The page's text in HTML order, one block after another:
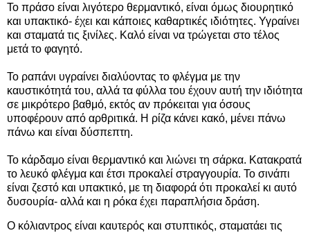
Το πράσο είναι λιγότερο θερμαντικό, είναι όμως διουρητικό
και υπακτικό- έχει και κάποιες καθαρτικές ιδιότητες. Υγραίνει
και σταματά τις ξινίλες. Καλό είναι να τρώγεται στο τέλος
μετά το φαγητό.
Το ραπάνι υγραίνει διαλύοντας το φλέγμα με την
καυστικότητά του, αλλά τα φύλλα του έχουν αυτή την ιδιότητα
σε μικρότερο βαθμό, εκτός αν πρόκειται για όσους
υποφέρουν από αρθριτικά. Η ρίζα κάνει κακό, μένει πάνω
πάνω και είναι δύσπεπτη.
Το κάρδαμο είναι θερμαντικό και λιώνει τη σάρκα. Κατακρατά
το λευκό φλέγμα και έτσι προκαλεί στραγγουρία. Το σινάπι
είναι ζεστό και υπακτικό, με τη διαφορά ότι προκαλεί κι αυτό
δυσουρία- αλλά και η ρόκα έχει παραπλήσια δράση.
Ο κόλιαντρος είναι καυτερός και στυπτικός, σταματάει τις